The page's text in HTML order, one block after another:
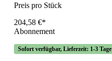
Preis pro Stück
204,58 €*
Abonnement
Sofort verfügbar, Lieferzeit: 1-3 Tage